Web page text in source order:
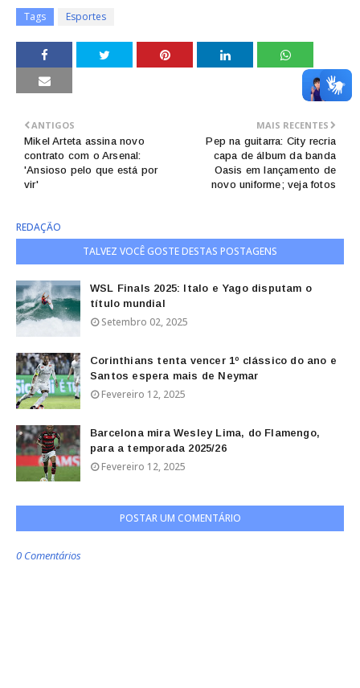
Tags Esportes
MAIS RECENTES
Pep na guitarra: City recria
capa de álbum da banda
Oasis em lançamento de
novo uniforme; veja fotos
ANTIGOS
Mikel Arteta assina novo
contrato com o Arsenal:
'Ansioso pelo que está por
vir'
REDAÇÃO
TALVEZ VOCÊ GOSTE DESTAS POSTAGENS
WSL Finals 2025: Italo e Yago disputam o
título mundial
Setembro 02, 2025
Corinthians tenta vencer 1º clássico do ano e
Santos espera mais de Neymar
Fevereiro 12, 2025
Barcelona mira Wesley Lima, do Flamengo,
para a temporada 2025/26
Fevereiro 12, 2025
POSTAR UM COMENTÁRIO
0 Comentários